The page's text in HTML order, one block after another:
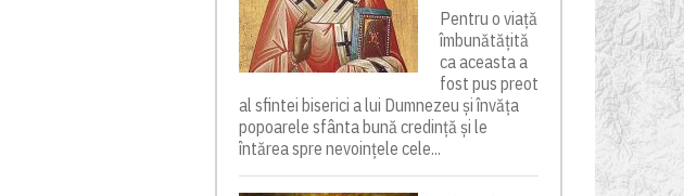
Pentru o viață
îmbunătățită
ca aceasta a
fost pus preot
al sfintei biserici a lui Dumnezeu și învăța
popoarele sfânta bună credință și le
întărea spre nevoințele cele...